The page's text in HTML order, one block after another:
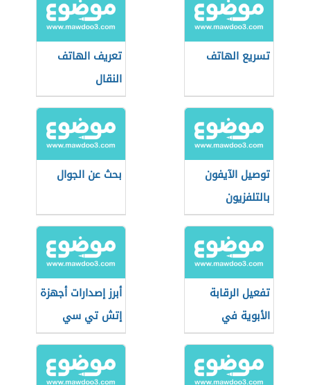
تسريع الهاتف
تعريف الهاتف
النقال
توصيل الآيفون
بالتلفزيون
بحث عن الجوال
تفعيل الرقابة
الأبوية في
الآيفون
أبرز إصدارات أجهزة
إتش تي سي
لعام 2021